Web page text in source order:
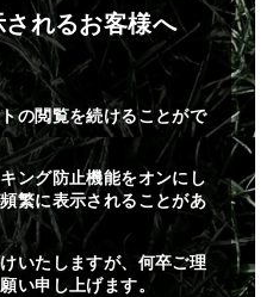
れるお客様へ
の閲覧を続けることがで
ング防止機能をオンにし
繁に表示されることがあ
いたしますが、何卒ご理
い申し上げます。